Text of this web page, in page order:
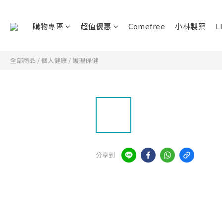
購物專區 超值優惠 Comefree 小林製藥
全部商品 /個人健康 /護理保健
分享到